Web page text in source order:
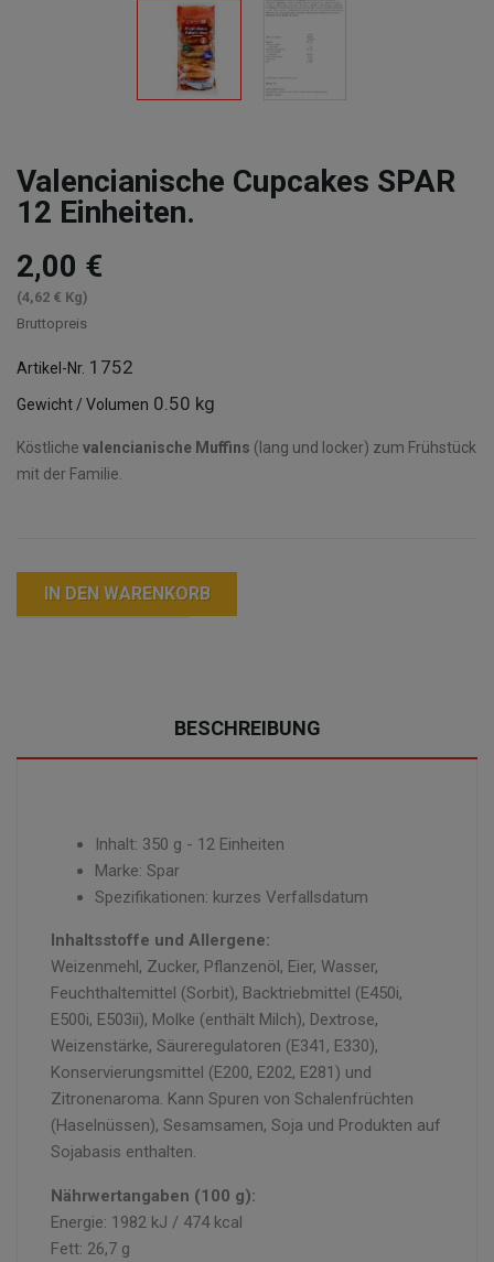
Valencianische Cupcakes SPAR
12 Einheiten.
2,00 €
(4,62 € Kg)
Bruttopreis
Artikel-Nr. 1752
Gewicht / Volumen 0.50 kg
Köstliche valencianische Muffins (lang und locker) zum Frühstück
mit der Familie.
IN DEN WARENKORB
BESCHREIBUNG
Inhalt: 350 g - 12 Einheiten
Marke: Spar
Spezifikationen: kurzes Verfallsdatum
Inhaltsstoffe und Allergene:
Weizenmehl, Zucker, Pflanzenöl, Eier, Wasser,
Feuchthaltemittel (Sorbit), Backtriebmittel (E450i,
E500i, E503ii), Molke (enthält Milch), Dextrose,
Weizenstärke, Säureregulatoren (E341, E330),
Konservierungsmittel (E200, E202, E281) und
Zitronenaroma. Kann Spuren von Schalenfrüchten
(Haselnüssen), Sesamsamen, Soja und Produkten auf
Sojabasis enthalten.
Nährwertangaben (100 g):
Energie: 1982 kJ / 474 kcal
Fett: 26,7 g